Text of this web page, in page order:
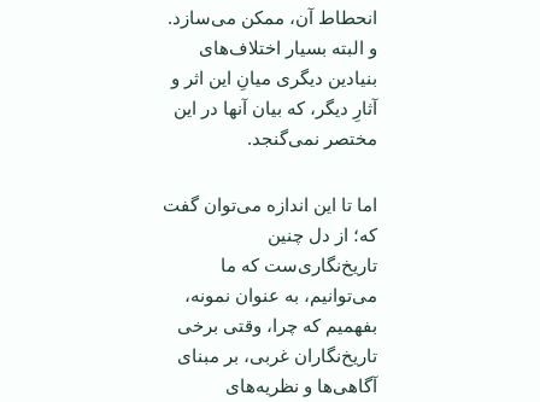
انحطاط آن، ممکن می‌سازد.
و البته بسیار اختلاف‌های
بنیادین دیگری میانِ این اثر و
آثارِ دیگر، که بیان آنها در این
مختصر نمی‌گنجد.
اما تا این اندازه می‌توان گفت
که؛ از دل چنین
تاریخ‌نگاری‌ست که ما
می‌توانیم، به عنوان نمونه،
بفهمیم که چرا، وقتی برخی
تاریخ‌نگاران غربی، بر مبنای
آگاهی‌ها و نظریه‌های